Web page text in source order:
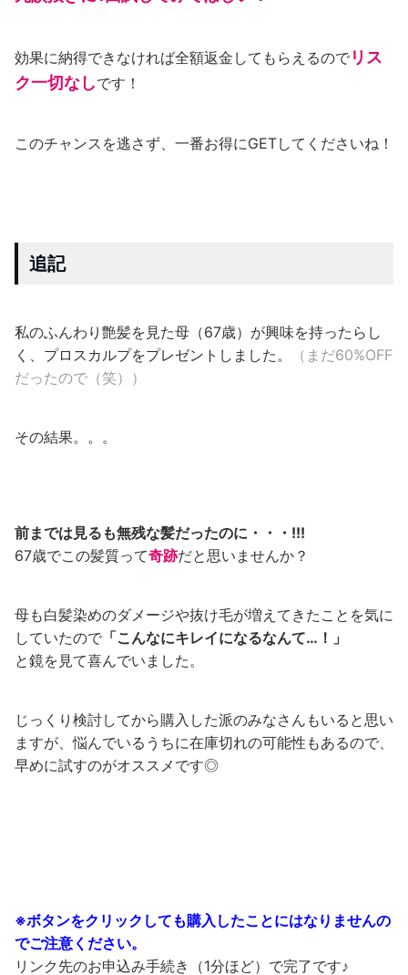
効果に納得できなければ全額返金してもらえるので リス
ク一切なしです！
このチャンスを逃さず、一番お得にGETしてくださいね！
追記
私のふんわり艶髪を見た母（67歳）が興味を持ったらし
く、プロスカルプをプレゼントしました。
（まだ60%OFF
だったので（笑））
その結果。。。
前までは見るも無残な髪だったのに・・・!!!
67歳でこの髪質って奇跡だと思いませんか？
母も白髪染めのダメージや抜け毛が増えてきたことを気に
していたので 「こんなにキレイになるなんて…！」
と鏡を見て喜んでいました。
じっくり検討してから購入した派のみなさんもいると思い
ますが、悩んでいるうちに在庫切れの可能性もあるので、
早めに試すのがオススメです◎
※ボタンをクリックしても購入したことにはなりませんの
でご注意ください。
リンク先のお申込み手続き（1分ほど）で完了です♪